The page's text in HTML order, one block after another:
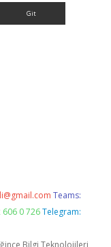
Teams:
0 726 Telegram:
Bilgi Teknolojileri